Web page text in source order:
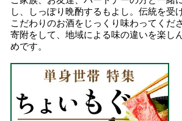
し、しっぽり晩酌するもよし。伝統を受
こだわりのお酒をじっくり味わってくだ
寄附をして、地域による味の違いを楽し
めです。